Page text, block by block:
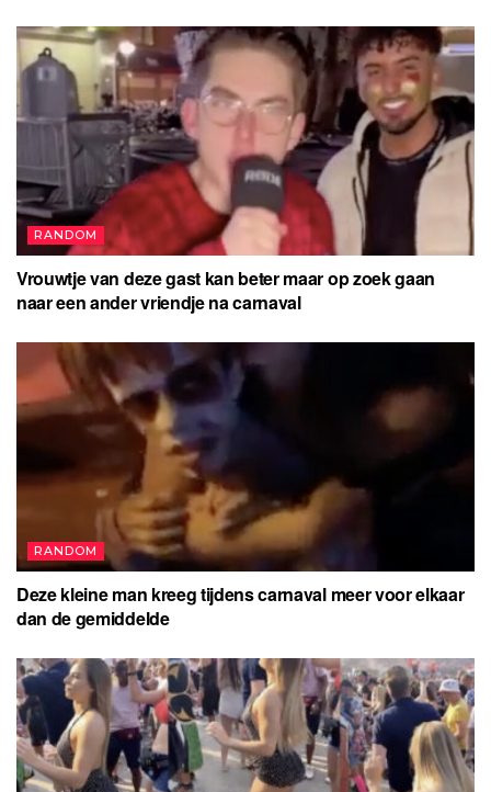
RANDOM
Vrouwtje van deze gast kan beter maar op zoek gaan
naar een ander vriendje na carnaval
RANDOM
Deze kleine man kreeg tijdens carnaval meer voor elkaar
dan de gemiddelde